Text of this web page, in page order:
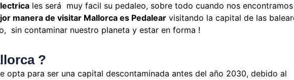
les será muy facil su pedaleo, sobre todo cuando nos encontramos
manera de visitar Mallorca es Pedalear visitando la capital de las
sin contaminar nuestro planeta y estar en forma !
?
opta para ser una capital descontaminada antes del año 2030, debido al